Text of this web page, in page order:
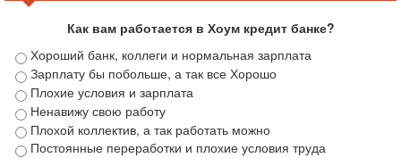
Как вам работается в Хоум кредит банке?
Хороший банк, коллеги и нормальная зарплата
Зарплату бы побольше, а так все Хорошо
Плохие условия и зарплата
Ненавижу свою работу
Плохой коллектив, а так работать можно
Постоянные переработки и плохие условия труда